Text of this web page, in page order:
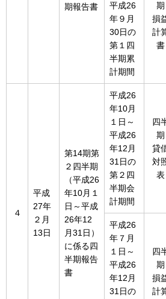
期報告書
平成26
年９月
30日の
第１四
半期累
計期間
期
損
計
書
４
平成
27年
２月
13日
第14期第
２四半期
（平成26
年10月１
日～平成
26年12
月31日）
に係る四
半期報告
書
平成26
年10月
１日～
平成26
年12月
31日の
第２四
半期会
計期間
四
期
貸
対
表
平成26
年７月
１日～
平成26
年12月
31日の
四
期
損
計